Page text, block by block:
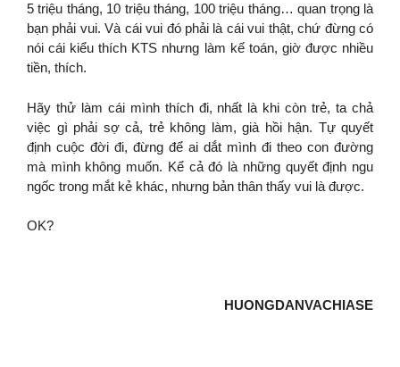
5 triệu tháng, 10 triệu tháng, 100 triệu tháng… quan trọng là
bạn phải vui. Và cái vui đó phải là cái vui thật, chứ đừng có
nói cái kiểu thích KTS nhưng làm kế toán, giờ được nhiều
tiền, thích.
Hãy thử làm cái mình thích đi, nhất là khi còn trẻ, ta chả
việc gì phải sợ cả, trẻ không làm, già hồi hận. Tự quyết
định cuộc đời đi, đừng để ai dắt mình đi theo con đường
mà mình không muốn. Kể cả đó là những quyết định ngu
ngốc trong mắt kẻ khác, nhưng bản thân thấy vui là được.
OK?
HUONGDANVACHIASE